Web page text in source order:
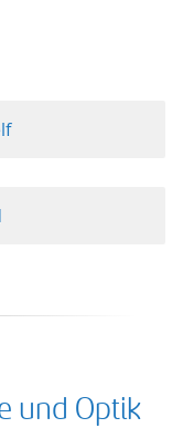
und Optik